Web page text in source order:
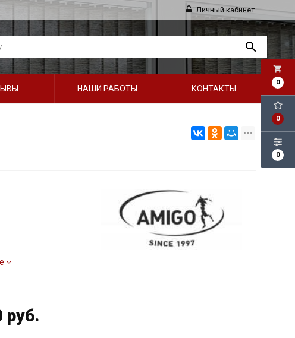
Личный кабинет
НАШИ РАБОТЫ КОНТАКТЫ
local_grocery_store
0
0
0
руб.